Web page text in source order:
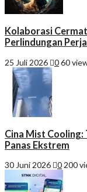
Kolaborasi
Perlindungan
25 Juli 2026 060
Cina Mist
Panas Ekstrem
30 Juni 2026 0 200